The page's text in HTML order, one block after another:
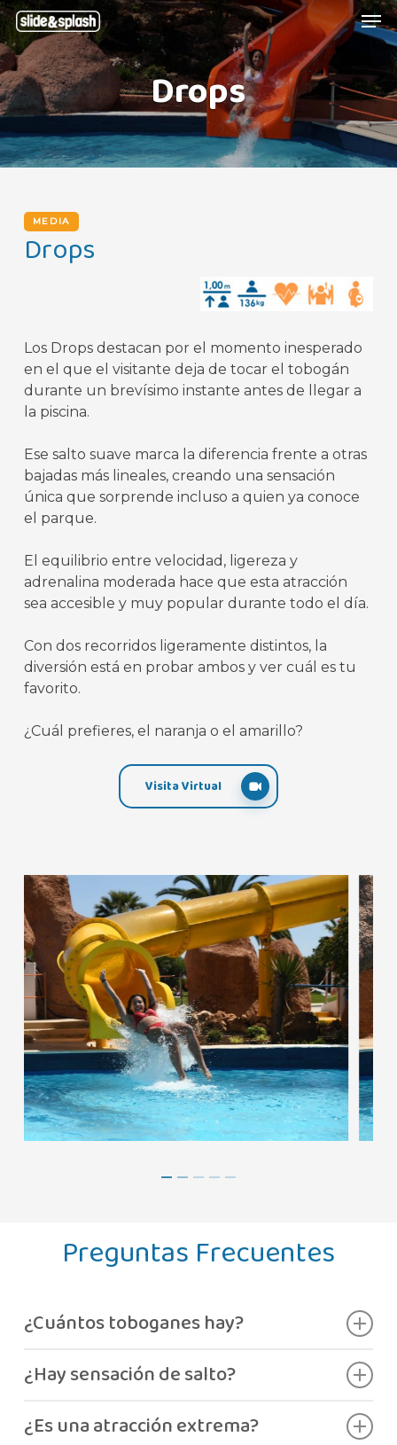
Skip
to
main
content
Drops
MEDIA
Drops
Los Drops destacan por el momento inesperado
en el que el visitante deja de tocar el tobogán
durante un brevísimo instante antes de llegar a
la piscina.
Ese salto suave marca la diferencia frente a otras
bajadas más lineales, creando una sensación
única que sorprende incluso a quien ya conoce
el parque.
El equilibrio entre velocidad, ligereza y
adrenalina moderada hace que esta atracción
sea accesible y muy popular durante todo el día.
Con dos recorridos ligeramente distintos, la
diversión está en probar ambos y ver cuál es tu
favorito.
¿Cuál prefieres, el naranja o el amarillo?
Visita Virtual
Preguntas Frecuentes
¿Cuántos toboganes hay?
¿Hay sensación de salto?
¿Es una atracción extrema?
Menu